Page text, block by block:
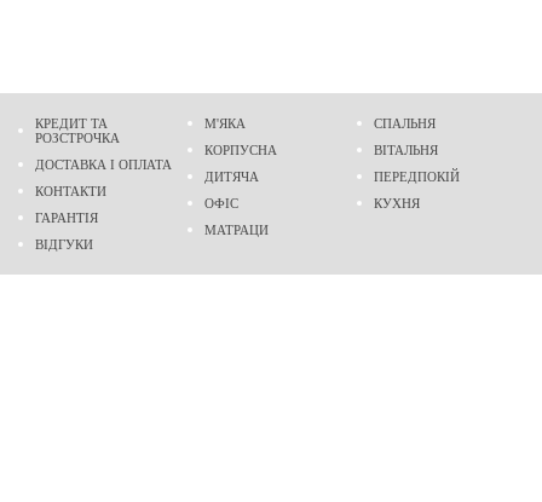
КРЕДИТ ТА
РОЗСТРОЧКА
ДОСТАВКА І ОПЛАТА
КОНТАКТИ
ГАРАНТІЯ
ВІДГУКИ
М'ЯКА
КОРПУСНА
ДИТЯЧА
ОФІС
МАТРАЦИ
СПАЛЬНЯ
ВІТАЛЬНЯ
ПЕРЕДПОКІЙ
КУХНЯ